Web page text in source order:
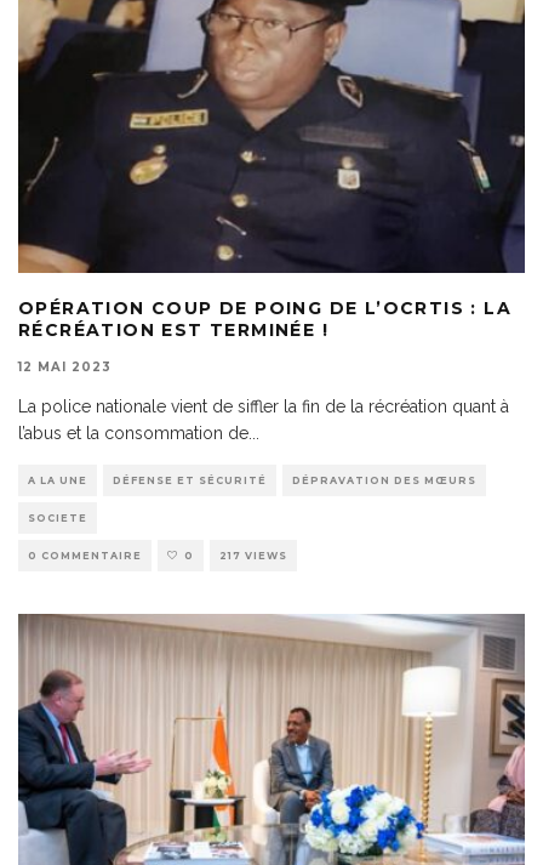
OPÉRATION COUP DE POING DE L’OCRTIS : LA
RÉCRÉATION EST TERMINÉE !
12 MAI 2023
La police nationale vient de siffler la fin de la récréation quant à
l’abus et la consommation de
A LA UNE DÉFENSE ET SÉCURITÉ DÉPRAVATION DES MŒURS
SOCIETE
0 COMMENTAIRE 0 217 VIEWS